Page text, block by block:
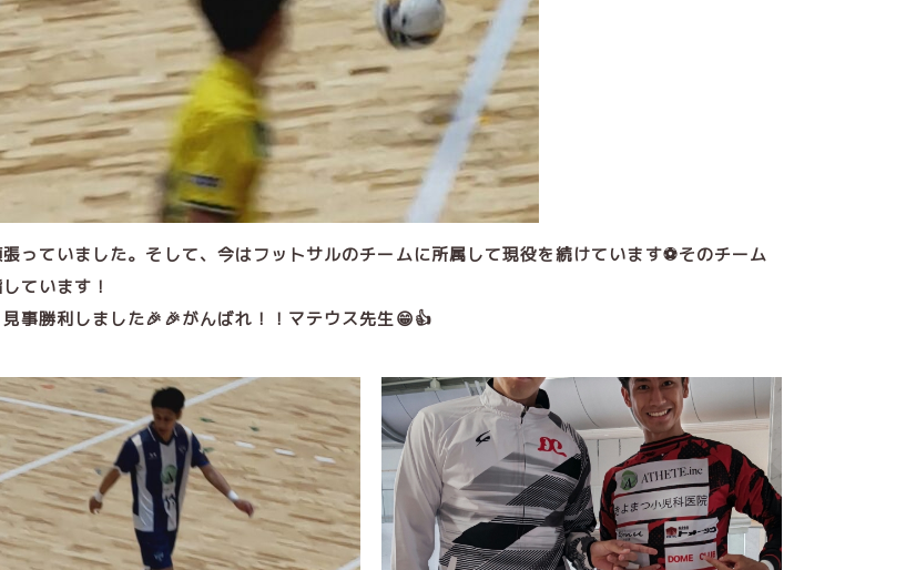
っていました。そして、今はフットサルのチームに所属して現役を続けています⚽そのチーム
ています！
事勝利しました🎉🎉がんばれ！！マテウス先生😁👍